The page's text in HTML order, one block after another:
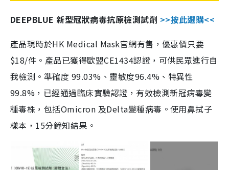
DEEPBLUE 新型冠狀病毒抗原檢測試劑 >>按此選購<<
產品現時於HK Medical Mask官網有售，優惠價只要
$18/件。產品已獲得歐盟CE1434認證，可供民眾進行自
我檢測。準確度 99.03%、靈敏度96.4%、特異性
99.8%，已經通過臨床實驗認證，有效檢測新冠病毒變
種毒株，包括Omicron 及Delta變種病毒。使用鼻拭子
樣本，15分鐘知結果。